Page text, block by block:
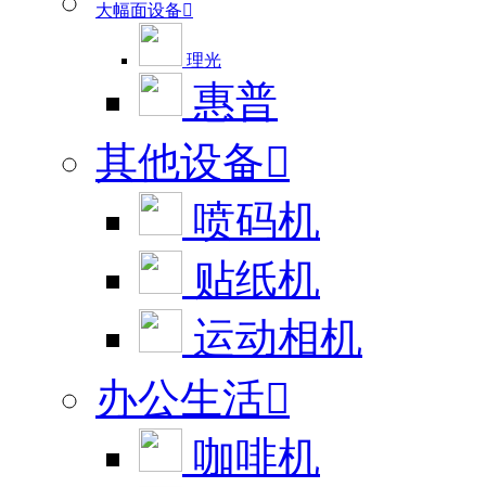
大幅面设备
理光
惠普
其他设备
喷码机
贴纸机
运动相机
办公生活
咖啡机